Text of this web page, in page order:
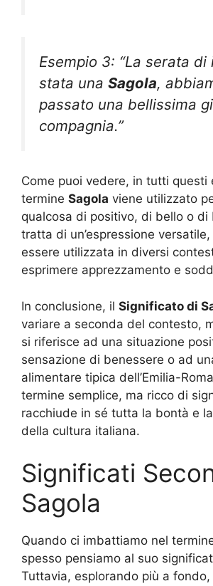
Esempio 3: “La serata di
stata una Sagola,
passato una bellissima
compagnia.”
Come puoi vedere, in tutti questi
termine Sagola viene utilizzato
qualcosa di positivo, di bello o di
tratta di un’espressione
essere utilizzata in diversi
esprimere apprezzamento e
In conclusione, il Significato di
variare a seconda del contesto,
si riferisce ad una situazione
sensazione di benessere o ad
alimentare tipica dell’Emilia-
termine semplice, ma ricco di
racchiude in sé tutta la bontà e
della cultura italiana.
Significati
Sagola
Quando ci imbattiamo nel
spesso pensiamo al suo
Tuttavia, esplorando più a